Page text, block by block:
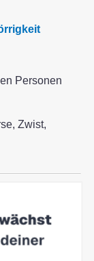
Personen
Zwist,